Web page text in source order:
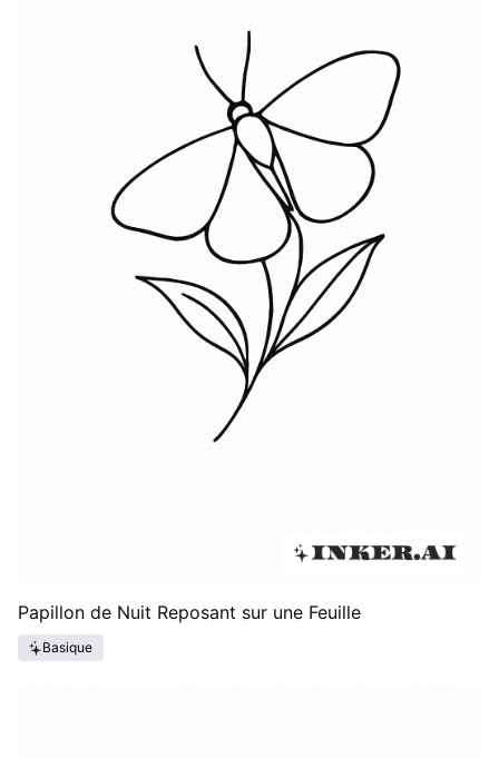
Papillon de Nuit Reposant sur une Feuille
Basique